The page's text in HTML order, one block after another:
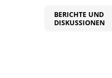
BERICHTE UND
DISKUSSIONEN